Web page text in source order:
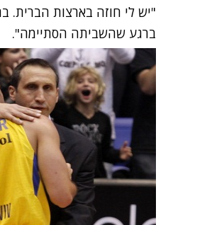
"יש לי חוזה בארצות הברית.
ברגע שהשביתה הסתיימה".